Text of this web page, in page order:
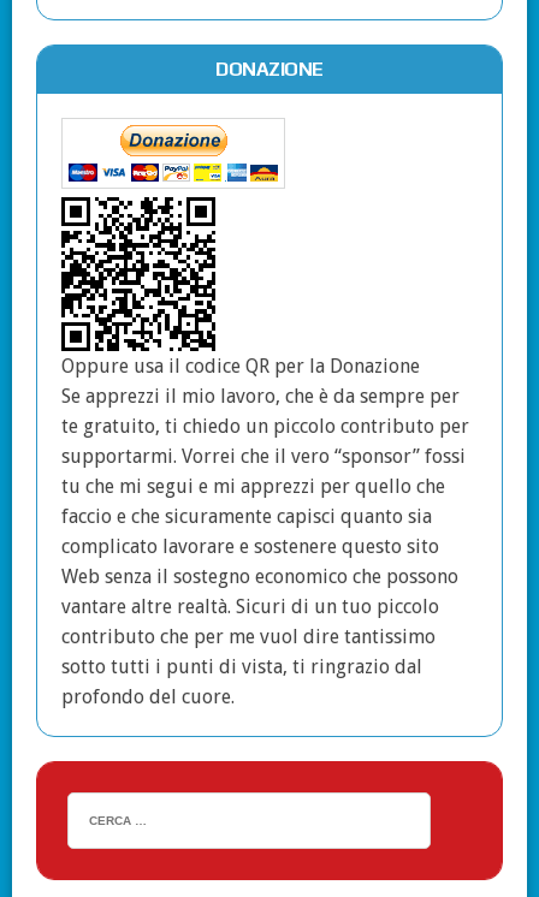
DONAZIONE
Oppure usa il codice QR per la Donazione
Se apprezzi il mio lavoro, che è da sempre per
te gratuito, ti chiedo un piccolo contributo per
supportarmi. Vorrei che il vero “sponsor” fossi
tu che mi segui e mi apprezzi per quello che
faccio e che sicuramente capisci quanto sia
complicato lavorare e sostenere questo sito
Web senza il sostegno economico che possono
vantare altre realtà. Sicuri di un tuo piccolo
contributo che per me vuol dire tantissimo
sotto tutti i punti di vista, ti ringrazio dal
profondo del cuore.